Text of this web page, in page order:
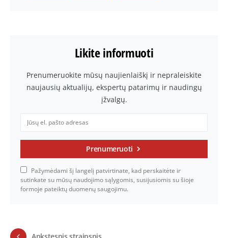
Likite informuoti
Prenumeruokite mūsų naujienlaiškį ir nepraleiskite
naujausių aktualijų, ekspertų patarimų ir naudingų
įžvalgų.
Prenumeruoti
Pažymėdami šį langelį patvirtinate, kad perskaitėte ir
sutinkate su mūsų naudojimo sąlygomis, susijusiomis su šioje
formoje pateiktų duomenų saugojimu.